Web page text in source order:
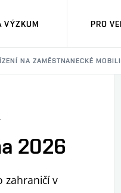
VÝZKUM PRO
NA ZAMĚSTNANECKÉ
2026
zahraničí v